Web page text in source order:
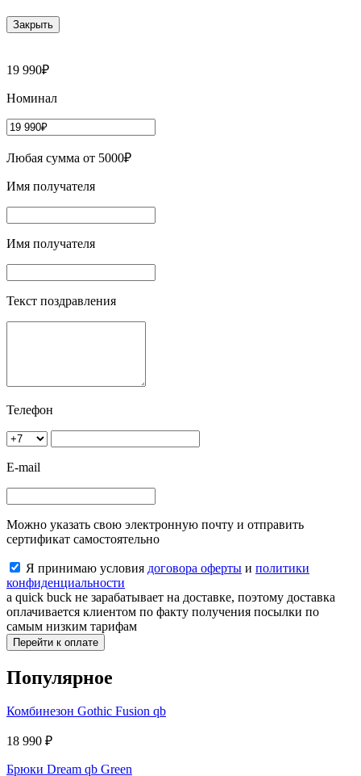
Закрыть
19 990₽
Номинал
Любая сумма от 5000₽
Имя получателя
Имя получателя
Текст поздравления
Телефон
E-mail
Можно указать свою электронную почту и отправить
сертификат самостоятельно
Я принимаю условия договора оферты и политики
конфиденциальности
a quick buck не зарабатывает на доставке, поэтому доставка
оплачивается клиентом по факту получения посылки по
самым низким тарифам
Перейти к оплате
Популярное
Комбинезон Gothic Fusion qb
18 990 ₽
Брюки Dream qb Green